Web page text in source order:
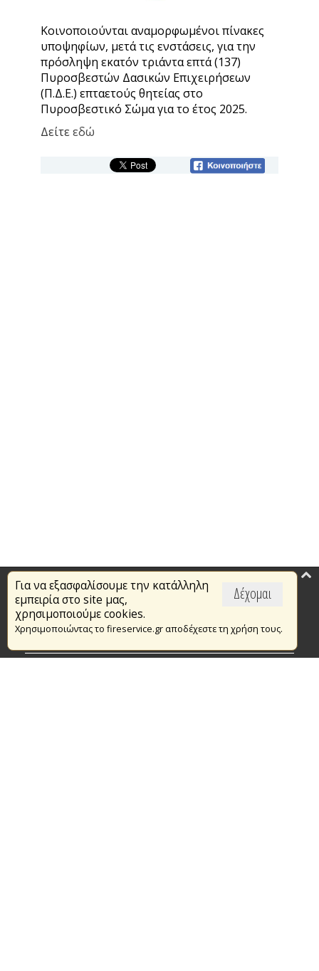
Κοινοποιούνται αναμορφωμένοι πίνακες
υποψηφίων, μετά τις ενστάσεις, για την
πρόσληψη εκατόν τριάντα επτά (137)
Πυροσβεστών Δασικών Επιχειρήσεων
(Π.Δ.Ε.) επταετούς θητείας στο
Πυροσβεστικό Σώμα για το έτος 2025.
Δείτεεδώ
Δέχομαι
Για να εξασφαλίσουμε την κατάλληλη
εμπειρία στο site μας,
χρησιμοποιούμε cookies.
Χρησιμοποιώντας το fireservice.gr αποδέχεστε τη χρήση τους.
Επικαιρότητα
Το Πυροσβεστικό Σώμα